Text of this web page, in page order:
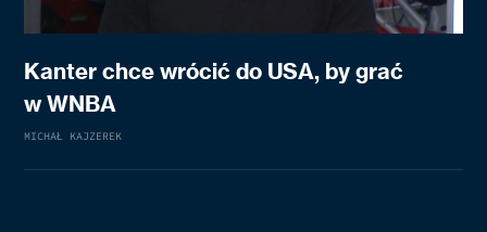
Kanter chce wrócić do USA, by grać
w WNBA
MICHAŁ KAJZEREK